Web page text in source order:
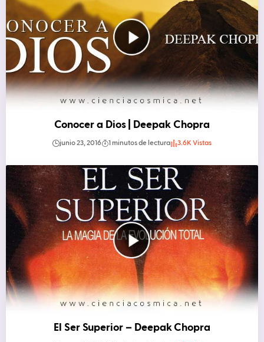
Conocer a Dios | Deepak Chopra
junio 23, 2016 1 minutos de lectura 3.6K Vistas
El Ser Superior – Deepak Chopra